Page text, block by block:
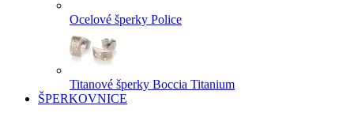
Ocelové šperky Police
Titanové šperky Boccia Titanium
ŠPERKOVNICE